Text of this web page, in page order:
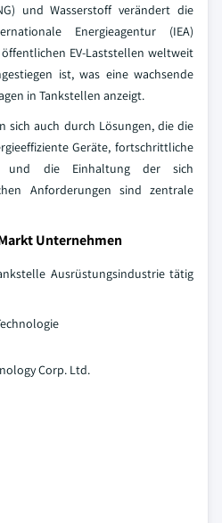
und Wasserstoff verändert die
Energieagentur (IEA)
EV-Laststellen weltweit
ist, was eine wachsende
in Tankstellen anzeigt.
sich auch durch Lösungen, die die
Geräte, fortschrittliche
und die Einhaltung der sich
Anforderungen sind zentrale
Unternehmen
Ausrüstungsindustrie tätig
Corp. Ltd.